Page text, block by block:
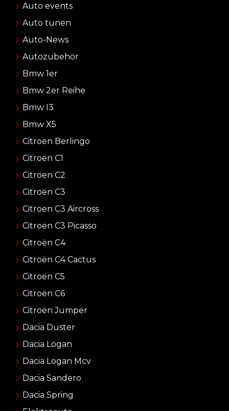
Auto events
Auto tunen
Auto-News
Autozubehör
Bmw 1er
Bmw 2er Reihe
Bmw I3
Bmw X5
Citroen Berlingo
Citroën C1
Citroen C2
Citroën C3
Citroen C3 Aircross
Citroën C3 Picasso
Citroën C4
Citroën C4 Cactus
Citroën C5
Citroën C6
Citroën Jumper
Dacia Duster
Dacia Logan
Dacia Logan Mcv
Dacia Sandero
Dacia Spring